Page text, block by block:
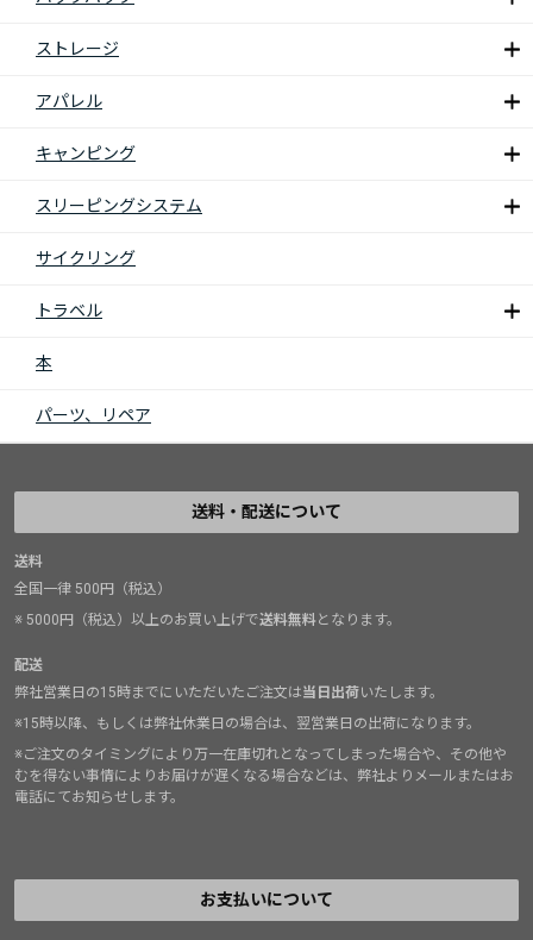
ストレージ
アパレル
キャンピング
スリーピングシステム
サイクリング
トラベル
本
パーツ、リペア
送料・配送について
送料
全国一律 500円（税込）
※ 5000円（税込）以上のお買い上げで送料無料となります。
配送
弊社営業日の15時までにいただいたご注文は当日出荷いたします。
※15時以降、もしくは弊社休業日の場合は、翌営業日の出荷になります。
※ご注文のタイミングにより万一在庫切れとなってしまった場合や、その他や
むを得ない事情によりお届けが遅くなる場合などは、弊社よりメールまたはお
電話にてお知らせします。
お支払いについて